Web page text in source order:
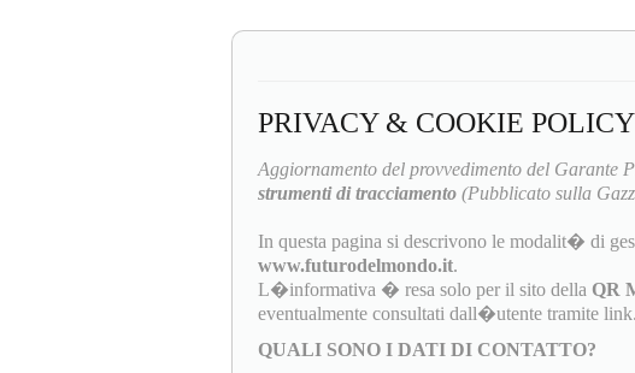
PRIVACY & COOKIE POLICY
Aggiornamento del provvedimento del Garante
strumenti di tracciamento (Pubblicato sulla
In questa pagina si descrivono le modalit� di
www.futurodelmondo.it.
L�informativa � resa solo per il sito della QR
eventualmente consultati dall�utente tramite
QUALI SONO I DATI DI CONTATTO?